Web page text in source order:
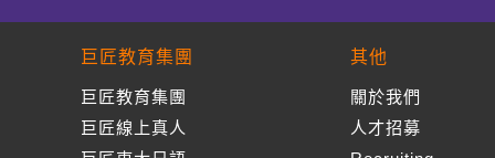
巨匠教育集團
巨匠教育集團
巨匠線上真人
其他
關於我們
人才招募